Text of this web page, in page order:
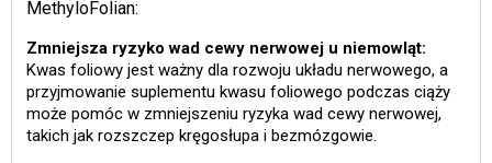
MethyloFolian:
Zmniejsza ryzyko wad cewy nerwowej u niemowląt:
Kwas foliowy jest ważny dla rozwoju układu nerwowego, a
przyjmowanie suplementu kwasu foliowego podczas ciąży
może pomóc w zmniejszeniu ryzyka wad cewy nerwowej,
takich jak rozszczep kręgosłupa i bezmózgowie.